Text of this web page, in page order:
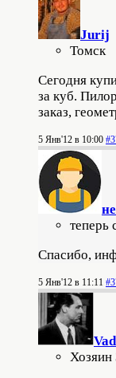
Jurij
Томск
Сегодня
за куб.
заказ,
5 Янв'12 в 10:00
теперь
Cпасибо,
5 Янв'12 в 11:11
Хозяин